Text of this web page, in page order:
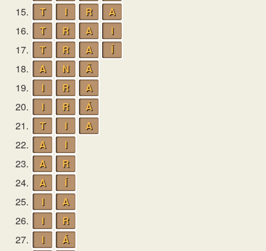
15.
T I R
A
16.
T R A
I
17.
T R A
Í
18.
A N
Ã
19.
I R
A
20.
I R
Á
21.
T I
A
22.
A
I
23.
A
R
24.
A
Í
25.
I
A
26.
I
R
27.
I
Á